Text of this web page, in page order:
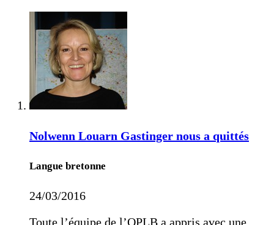
Nolwenn Louarn Gastinger nous a quittés
Langue bretonne
24/03/2016
Toute l’équipe de l’OPLB a appris avec une